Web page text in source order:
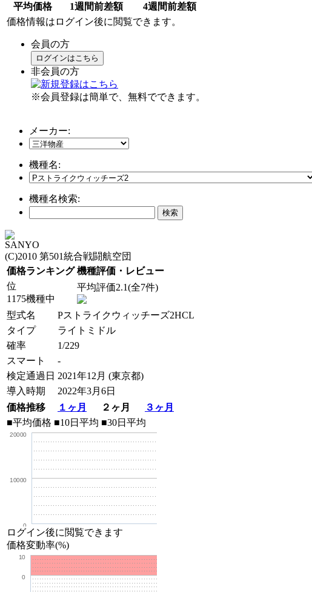
平均価格
1週間前差額
4週間前差額
価格情報はログイン後に閲覧できます。
会員の方
ログインはこちら
非会員の方
※会員登録は簡単で、無料でできます。
メーカー:
機種名:
機種名検索:
SANYO
(C)2010 第501統合戦闘航空団
価格ランキング 機種評価・レビュー
位
1175機種中
平均評価2.1(全7件)
型式名
Pストライクウィッチーズ2HCL
タイプ
ライトミドル
確率
1/229
スマート
-
検定通過日 2021年12月 (東京都)
導入時期
2022年3月6日
価格推移
１ヶ月 ２ヶ月
３ヶ月
■平均価格 ■10日平均 ■30日平均
0
10000
20000
ログイン後に閲覧できます
価格変動率(%)
0
10